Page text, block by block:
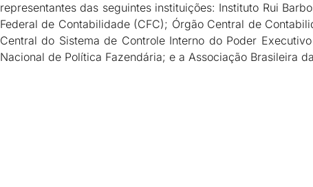
representantes das seguintes instituições: Instituto Rui
Federal de Contabilidade (CFC); Órgão Central de
Central do Sistema de Controle Interno do Poder
Nacional de Política Fazendária; e a Associação Brasileira